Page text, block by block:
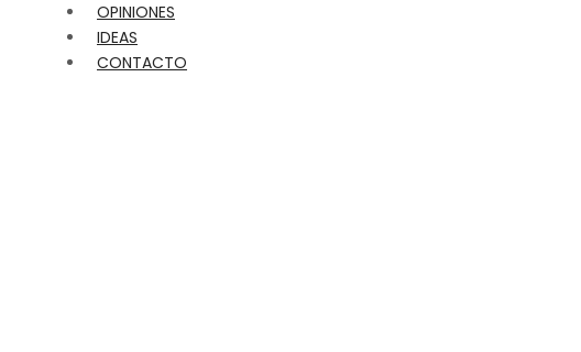
OPINIONES
IDEAS
CONTACTO